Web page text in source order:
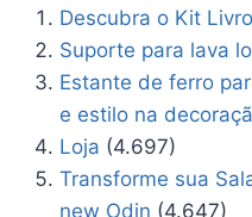
Descubra o Kit
Suporte para lava
Estante de ferro
e estilo na
Loja (4.697)
Transforme sua
new Odin (4.647)